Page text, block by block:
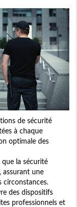
de sécurité
à chaque
optimale des
que la sécurité
assurant une
des dispositifs
professionnels et